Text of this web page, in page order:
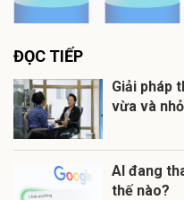
ĐỌC TIẾP
Giải pháp
vừa và
AI đang
thế nào?